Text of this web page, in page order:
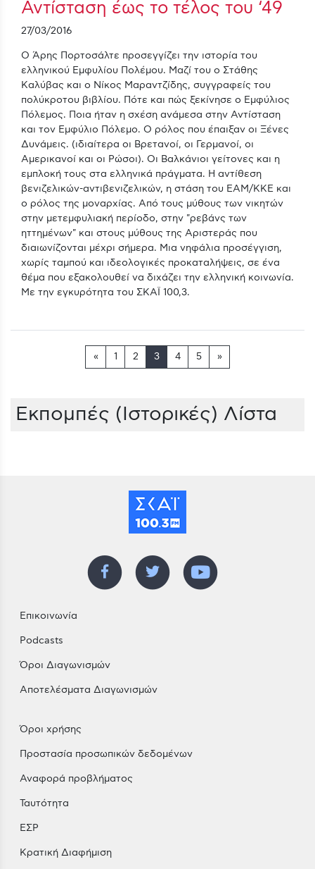
Αντίσταση έως το τέλος του ‘49
27/03/2016
Ο Άρης Πορτοσάλτε προσεγγίζει την ιστορία του
ελληνικού Εμφυλίου Πολέμου. Μαζί του ο Στάθης
Καλύβας και ο Νίκος Μαραντζίδης, συγγραφείς του
πολύκροτου βιβλίου. Πότε και πώς ξεκίνησε ο Εμφύλιος
Πόλεμος. Ποια ήταν η σχέση ανάμεσα στην Αντίσταση
και τον Εμφύλιο Πόλεμο. Ο ρόλος που έπαιξαν οι Ξένες
Δυνάμεις. (ιδιαίτερα οι Βρετανοί, οι Γερμανοί, οι
Αμερικανοί και οι Ρώσοι). Οι Βαλκάνιοι γείτονες και η
εμπλοκή τους στα ελληνικά πράγματα. Η αντίθεση
βενιζελικών-αντιβενιζελικών, η στάση του ΕΑΜ/ΚΚΕ και
ο ρόλος της μοναρχίας. Από τους μύθους των νικητών
στην μετεμφυλιακή περίοδο, στην "ρεβάνς των
ηττημένων" και στους μύθους της Αριστεράς που
διαιωνίζονται μέχρι σήμερα. Μια νηφάλια προσέγγιση,
χωρίς ταμπού και ιδεολογικές προκαταλήψεις, σε ένα
θέμα που εξακολουθεί να διχάζει την ελληνική κοινωνία.
Με την εγκυρότητα του ΣΚΑΪ 100,3.
« 1 2 3 4 5 »
Εκπομπές (Ιστορικές) Λίστα
Επικοινωνία
Podcasts
Όροι Διαγωνισμών
Αποτελέσματα Διαγωνισμών
Όροι χρήσης
Προστασία προσωπικών δεδομένων
Αναφορά προβλήματος
Ταυτότητα
ΕΣΡ
Κρατική Διαφήμιση